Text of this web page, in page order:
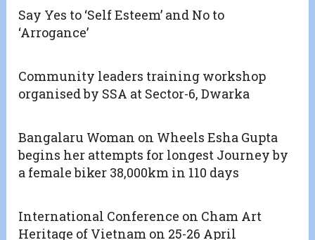
Say Yes to ‘Self Esteem’ and No to
‘Arrogance’
Community leaders training workshop
organised by SSA at Sector-6, Dwarka
Bangalaru Woman on Wheels Esha Gupta
begins her attempts for longest Journey by
a female biker 38,000km in 110 days
International Conference on Cham Art
Heritage of Vietnam on 25-26 April